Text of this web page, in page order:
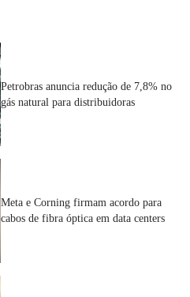
Petrobras anuncia redução de 7,8% no
gás natural para distribuidoras
Meta e Corning firmam acordo para
cabos de fibra óptica em data centers